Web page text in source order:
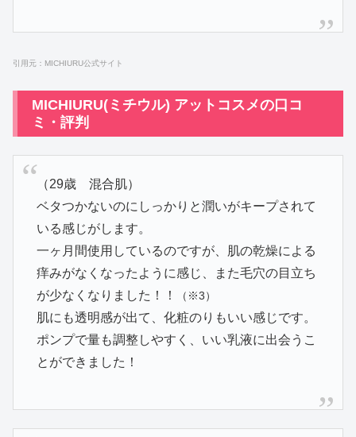
引用元：MICHIURU公式サイト
MICHIURU(ミチウル) アットコスメの口コ
ミ・評判
（29歳 混合肌）
ベタつかないのにしっかりと潤いがキープされて
いる感じがします。
一ヶ月間使用しているのですが、肌の乾燥による
痒みがなくなったように感じ、また毛穴の目立ち
が少なくなりました！！
（※3）
肌にも透明感が出て、化粧のりもいい感じです。
ポンプで量も調整しやすく、いい乳液に出会うこ
とができました！